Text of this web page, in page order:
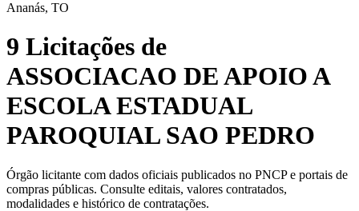
Ananás, TO
9 Licitações de
ASSOCIACAO DE APOIO A
ESCOLA ESTADUAL
PAROQUIAL SAO PEDRO
Órgão licitante com dados oficiais publicados no PNCP e portais de
compras públicas. Consulte editais, valores contratados,
modalidades e histórico de contratações.